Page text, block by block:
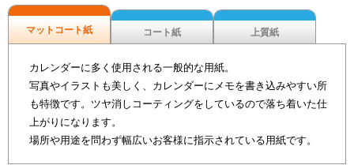
マットコート紙 コート紙 上質紙
カレンダーに多く使用される一般的な用紙。
写真やイラストも美しく、カレンダーにメモを書き込みやすい所
も特徴です。ツヤ消しコーティングをしているので落ち着いた仕
上がりになります。
場所や用途を問わず幅広いお客様に指示されている用紙です。